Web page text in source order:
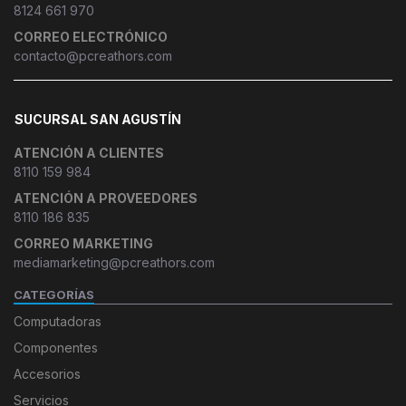
8124 661 970
CORREO ELECTRÓNICO
contacto@pcreathors.com
SUCURSAL SAN AGUSTÍN
ATENCIÓN A CLIENTES
8110 159 984
ATENCIÓN A PROVEEDORES
8110 186 835
CORREO MARKETING
mediamarketing@pcreathors.com
CATEGORÍAS
Computadoras
Componentes
Accesorios
Servicios